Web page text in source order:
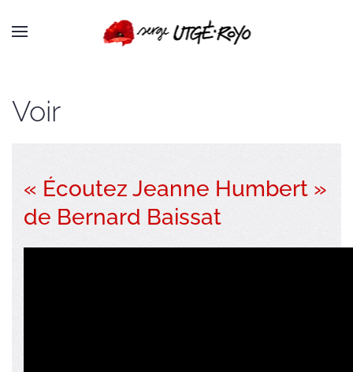
Passer au contenu principal
Voir
« Écoutez Jeanne Humbert »
de Bernard Baissat